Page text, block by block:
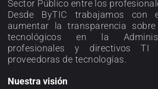
Sector Público entre los
Desde ByTIC trabajamos con
aumentar la transparencia
tecnológicos en la
profesionales y directivos TI
proveedoras de tecnologías.
Nuestra visión